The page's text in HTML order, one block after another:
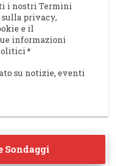
i nostri Termini
privacy,
e il
informazioni
*
su notizie, eventi
Sondaggi